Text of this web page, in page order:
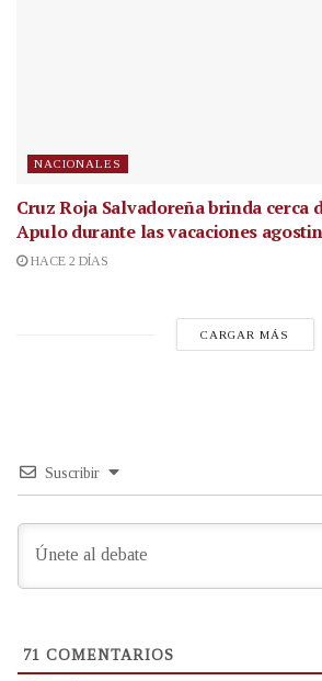
NACIONALES
Cruz Roja Salvadoreña brinda cerca
Apulo durante las vacaciones
HACE 2 DÍAS
CARGAR MÁS
Suscribir
71 COMENTARIOS